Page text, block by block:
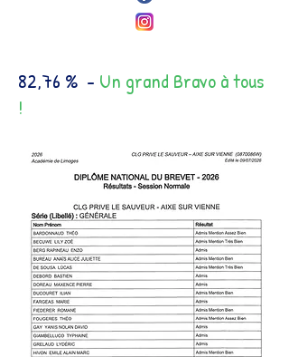
82,76 % - Un grand Bravo à tous
!